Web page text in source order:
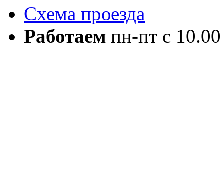
Схема проезда
Работаем пн-пт с